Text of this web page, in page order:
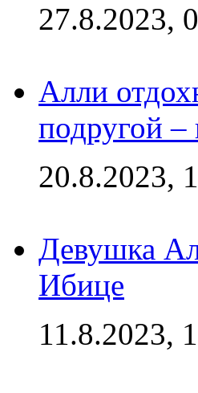
27.8.2023,
Алли
подругой
20.8.2023,
Девушка
Ибице
11.8.2023,